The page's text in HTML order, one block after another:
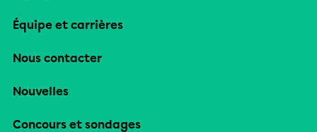
Équipe et carrières
Nous contacter
Nouvelles
Concours et sondages